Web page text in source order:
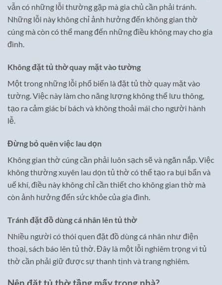
vẫn có những lỗi thường gặp mà gia chủ cần phải tránh.
Những lỗi này không chỉ ảnh hưởng đến không gian thờ
cúng mà còn có thể mang đến những điều không may cho gia
đình.
Không đặt tủ thờ quay mặt vào tường
Một trong những lỗi phổ biến là đặt tủ thờ quay mặt vào
tường. Việc này làm cho năng lượng không thể lưu thông,
tạo ra cảm giác bí bách và không thoải mái cho người hành
lễ.
Đừng bỏ quên việc lau dọn
Không gian thờ cúng cần phải luôn sạch sẽ và ngăn nắp. Việc
không thường xuyên lau dọn tủ thờ có thể tạo ra bụi bẩn và
uế khí, điều này không chỉ cần thiết cho không gian thờ mà
còn ảnh hưởng đến sức khỏe của gia đình.
Tránh đặt đồ dùng cá nhân lên tủ thờ
Nhiều người có thói quen đặt đồ dùng cá nhân như điện
thoại, sách báo lên tủ thờ. Đây là một lỗi nghiêm trọng vì tủ
thờ cần phải giữ được sự thanh tịnh và trang nghiêm.